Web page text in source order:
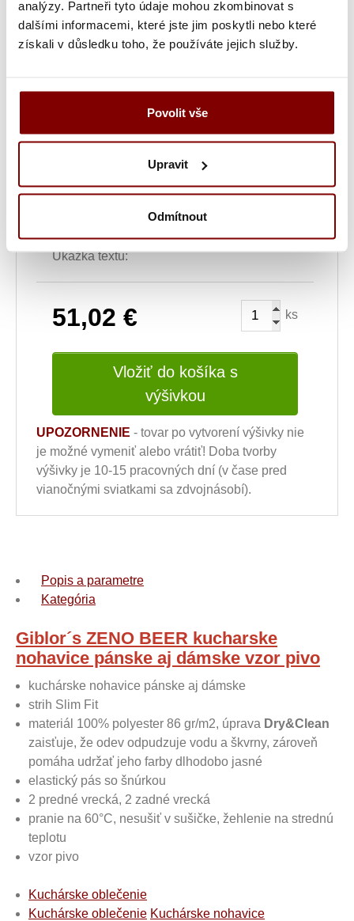
analýzy. Partneři tyto údaje mohou zkombinovat s
dalšími informacemi, které jste jim poskytli nebo které
získali v důsledku toho, že používáte jejich služby.
Povolit vše
Upravit
Odmítnout
Grafická úprava loga a vyšití + 29.59€
Vyšití textu + 5.10€
Grafická úprava a vyšitie (logo + text) + 34.69€
Vyšitie loga a textu (bez grafickej úpravy) +
Ukážka textu:
51,02 € ks
Vložiť do košíka s
výšivkou
UPOZORNENIE - tovar po vytvorení výšivky nie
je možné vymeniť alebo vrátiť! Doba tvorby
výšivky je 10-15 pracovných dní (v čase pred
vianočnými sviatkami sa zdvojnásobí).
Popis a parametre
Kategória
Giblor´s ZENO BEER kucharske
nohavice pánske aj dámske vzor pivo
kuchárske nohavice pánske aj dámske
strih Slim Fit
materiál 100% polyester 86 gr/m2, úprava Dry&Clean
zaisťuje, že odev odpudzuje vodu a škvrny, zároveň
pomáha udržať jeho farby dlhodobo jasné
elastický pás so šnúrkou
2 predné vrecká, 2 zadné vrecká
pranie na 60°C, nesušiť v sušičke, žehlenie na strednú
teplotu
vzor pivo
Kuchárske oblečenie
Kuchárske oblečenie Kuchárske nohavice